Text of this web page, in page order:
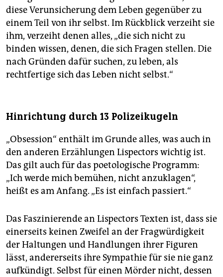
diese Verunsicherung dem Leben gegenüber zu
einem Teil von ihr selbst. Im Rückblick verzeiht sie
ihm, verzeiht denen alles, „die sich nicht zu
binden wissen, denen, die sich Fragen stellen. Die
nach Gründen dafür suchen, zu leben, als
rechtfertige sich das Leben nicht selbst.“
Hinrichtung durch 13 Polizeikugeln
„Obsession“ enthält im Grunde alles, was auch in
den anderen Erzählungen Lispectors wichtig ist.
Das gilt auch für das poetologische Programm:
„Ich werde mich bemühen, nicht anzuklagen“,
heißt es am Anfang. „Es ist einfach passiert.“
Das Faszinierende an Lispectors Texten ist, dass sie
einerseits keinen Zweifel an der Fragwürdigkeit
der Haltungen und Handlungen ihrer Figuren
lässt, andererseits ihre Sympathie für sie nie ganz
aufkündigt. Selbst für einen Mörder nicht, dessen